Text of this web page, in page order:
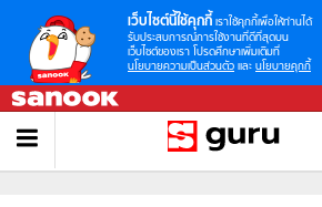
เว็บไซต์นี้ใช้คุกกี้ เราใช้คุกกี้เพื่อให้ท่านได้
รับประสบการณ์การใช้งานที่ดีที่สุดบน
เว็บไซต์ของเรา โปรดศึกษาเพิ่มเติมที่
นโยบายความเป็นส่วนตัว และ นโยบายคุกกี้